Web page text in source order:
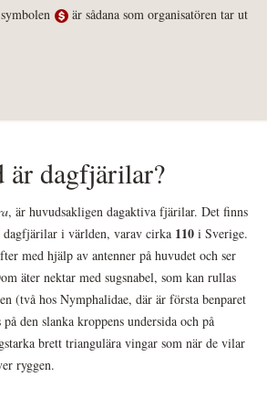
är sådana som organisatören tar ut
är dagfjärilar?
, är huvudsakligen dagaktiva fjärilar. Det finns
dagfjärilar i världen, varav cirka 110 i Sverige.
med hjälp av antenner på huvudet och ser
äter nektar med sugsnabel, som kan rullas
(två hos Nymphalidae, där är första benparet
den slanka kroppens undersida och på
brett triangulära vingar som när de vilar
ryggen.